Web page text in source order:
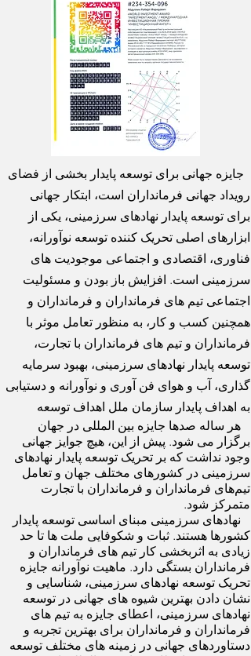
جایزه جهانی برای توسعه پایدار بخشی از فضای
رویداد جهانی فرمانداران است، ابتکار جهانی
برای توسعه پایدار نهادهای سرزمینی، یکی از
ابزارهای اصلی تحریک کننده توسعه نوآورانه،
فناوری، اقتصادی و اجتماعی موجودیت های
سرزمینی است. افزایش باز بودن و مسئولیت
اجتماعی تیم های فرمانداران و فرمانداران و
همچنین کسب و کار، به منظور تعامل موثر با
فرمانداران و تیم های فرمانداران با تجارت،
توسعه پایدار نهادهای سرزمینی، بهبود سرمایه
گذاری، آب و هوای فن آوری و نوآورانه و دستیابی
به اهداف پایدار سازمان ملل اهداف توسعه
هر ساله صدها جایزه بین المللی در جهان
برگزار می شود. پیش از این، هیچ جوایز جهانی
وجود نداشت که بر تحریک توسعه پایدار نهادهای
سرزمینی در کشورهای مختلف جهان و تعامل
تیم‌های فرمانداران و فرمانداران با تجارت
متمرکز شود.
نهادهای سرزمینی مبنای اساسی توسعه پایدار
کشورها هستند. ثبات و شکوفایی ملت ها تا حد
زیادی به اثربخشی کار تیم های فرمانداران و
فرمانداران بستگی دارد. ماهیت نوآورانه جایزه
تحریک توسعه نهادهای سرزمینی، شناسایی و
نشان دادن بهترین شیوه های جهانی در توسعه
نهادهای سرزمینی، اعطای جایزه به تیم های
فرمانداران و فرمانداران برای بهترین تجربه و
دستاوردهای جهانی در زمینه های مختلف توسعه